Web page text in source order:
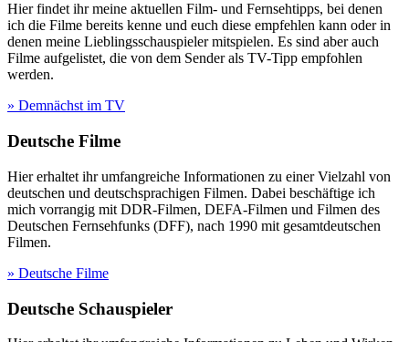
Hier findet ihr meine aktuellen Film- und Fernsehtipps, bei denen
ich die Filme bereits kenne und euch diese empfehlen kann oder in
denen meine Lieblingsschauspieler mitspielen. Es sind aber auch
Filme aufgelistet, die von dem Sender als TV-Tipp empfohlen
werden.
» Demnächst im TV
Deutsche Filme
Hier erhaltet ihr umfangreiche Informationen zu einer Vielzahl von
deutschen und deutschsprachigen Filmen. Dabei beschäftige ich
mich vorrangig mit DDR-Filmen, DEFA-Filmen und Filmen des
Deutschen Fernsehfunks (DFF), nach 1990 mit gesamtdeutschen
Filmen.
» Deutsche Filme
Deutsche Schauspieler